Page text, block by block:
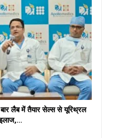
लैब में तैयार सेल्स से यूरिथ्रल